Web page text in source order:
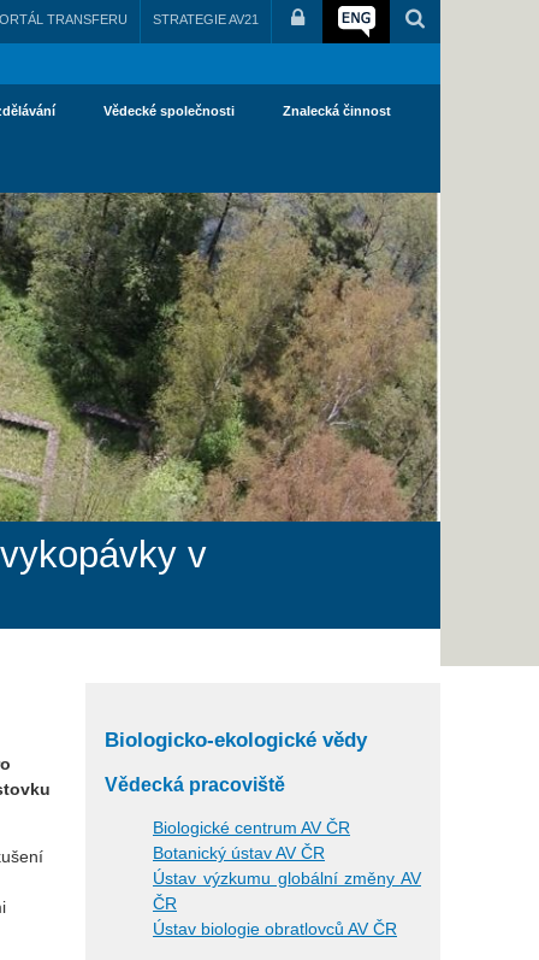
TRANSFERU STRATEGIE AV21
Vědecké společnosti Znalecká činnost
v
Biologicko-ekologické vědy
Vědecká pracoviště
Biologické centrum AV ČR
Botanický ústav AV ČR
Ústav výzkumu globální změny AV
ČR
Ústav biologie obratlovců AV ČR